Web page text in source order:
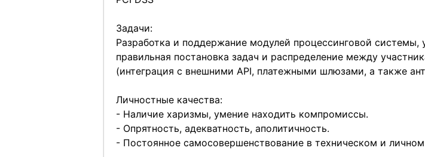
Задачи:
Разработка и поддержание модулей процессинговой
правильная постановка задач и распределение между
(интеграция с внешними API, платежными шлюзами, а также
Личностные качества:
- Наличие харизмы, умение находить компромиссы.
- Опрятность, адекватность, аполитичность.
- Постоянное самосовершенствование в техническом и личном